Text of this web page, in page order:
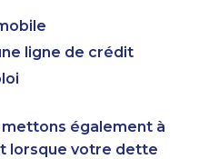
ligne de crédit
mettons également à
lorsque votre dette